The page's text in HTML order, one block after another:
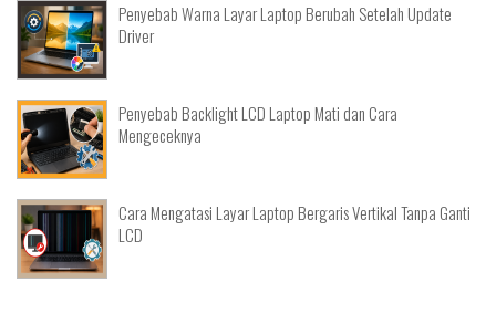
Penyebab Warna Layar Laptop Berubah Setelah Update
Driver
Penyebab Backlight LCD Laptop Mati dan Cara
Mengeceknya
Cara Mengatasi Layar Laptop Bergaris Vertikal Tanpa Ganti
LCD